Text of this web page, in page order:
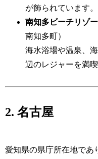
が飾られています。
南知多ビーチリゾ
南知多町）
海水浴場や温泉、
辺のレジャーを満喫
2. 名古屋
愛知県の県庁所在地であ